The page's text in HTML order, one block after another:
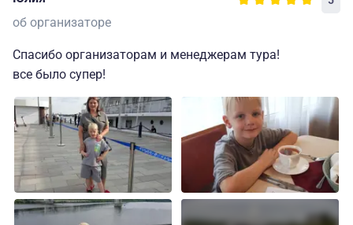
об организаторе
Спасибо организаторам и менеджерам тура!
все было супер!